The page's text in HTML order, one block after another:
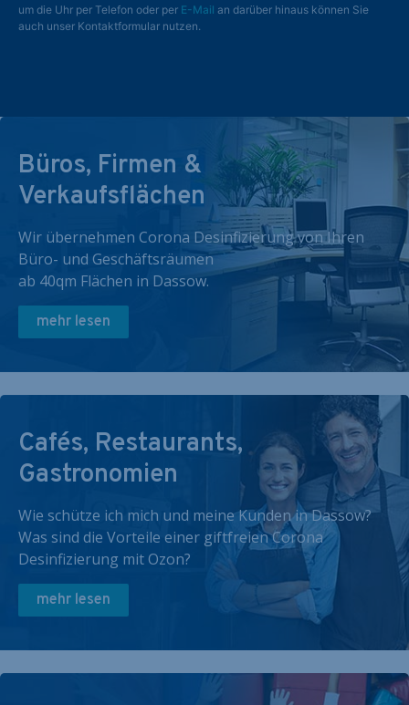
um die Uhr per Telefon oder per E-Mail an darüber hinaus können Sie
auch unser Kontaktformular nutzen.
Büros, Firmen &
Verkaufsflächen
Wir übernehmen Corona Desinfizierung von Ihren
Büro- und Geschäftsräumen
ab 40qm Flächen in Dassow.
mehr lesen
Cafés, Restaurants,
Gastronomien
Wie schütze ich mich und meine Kunden in Dassow?
Was sind die Vorteile einer giftfreien Corona
Desinfizierung mit Ozon?
mehr lesen